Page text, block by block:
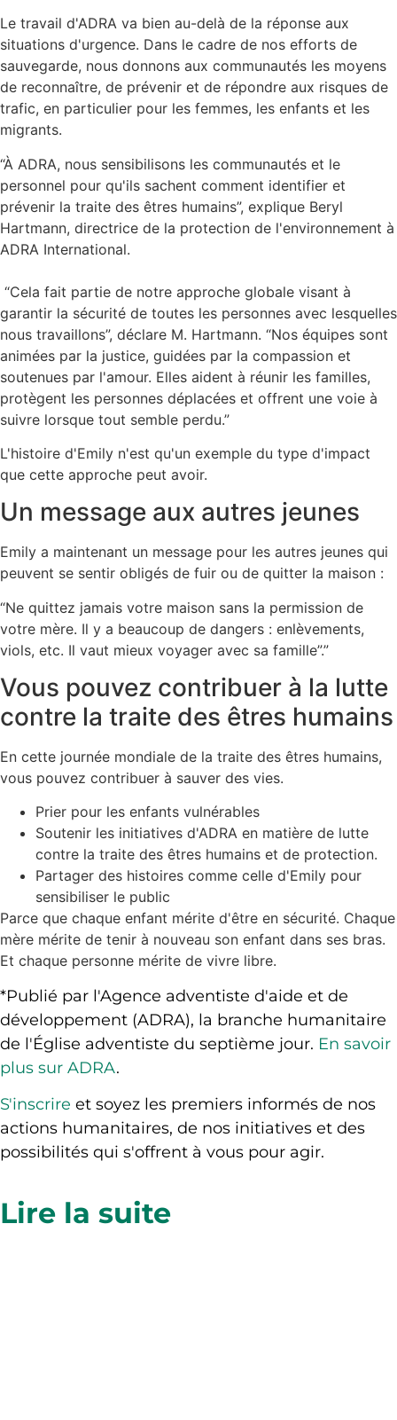
Le travail d'ADRA va bien au-delà de la réponse aux
situations d'urgence. Dans le cadre de nos efforts de
sauvegarde, nous donnons aux communautés les moyens
de reconnaître, de prévenir et de répondre aux risques de
trafic, en particulier pour les femmes, les enfants et les
migrants.
“À ADRA, nous sensibilisons les communautés et le
personnel pour qu'ils sachent comment identifier et
prévenir la traite des êtres humains”, explique Beryl
Hartmann, directrice de la protection de l'environnement à
ADRA International.
“Cela fait partie de notre approche globale visant à
garantir la sécurité de toutes les personnes avec lesquelles
nous travaillons”, déclare M. Hartmann. “Nos équipes sont
animées par la justice, guidées par la compassion et
soutenues par l'amour. Elles aident à réunir les familles,
protègent les personnes déplacées et offrent une voie à
suivre lorsque tout semble perdu.”
L'histoire d'Emily n'est qu'un exemple du type d'impact
que cette approche peut avoir.
Un message aux autres jeunes
Emily a maintenant un message pour les autres jeunes qui
peuvent se sentir obligés de fuir ou de quitter la maison :
“Ne quittez jamais votre maison sans la permission de
votre mère. Il y a beaucoup de dangers : enlèvements,
viols, etc. Il vaut mieux voyager avec sa famille”.”
Vous pouvez contribuer à la lutte
contre la traite des êtres humains
En cette journée mondiale de la traite des êtres humains,
vous pouvez contribuer à sauver des vies.
Prier pour les enfants vulnérables
Soutenir les initiatives d'ADRA en matière de lutte
contre la traite des êtres humains et de protection.
Partager des histoires comme celle d'Emily pour
sensibiliser le public
Parce que chaque enfant mérite d'être en sécurité. Chaque
mère mérite de tenir à nouveau son enfant dans ses bras.
Et chaque personne mérite de vivre libre.
*Publié par l'Agence adventiste d'aide et de
développement (ADRA), la branche humanitaire
de l'Église adventiste du septième jour. En savoir
plus sur ADRA.
S'inscrire et soyez les premiers informés de nos
actions humanitaires, de nos initiatives et des
possibilités qui s'offrent à vous pour agir.
Lire la suite